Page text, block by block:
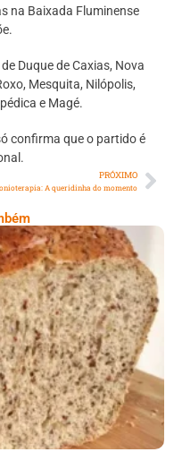
na Baixada Fluminense
Duque de Caxias, Nova
Mesquita, Nilópolis,
e Magé.
confirma que o partido é
PRÓXIMO
A queridinha do momento
Low Carb